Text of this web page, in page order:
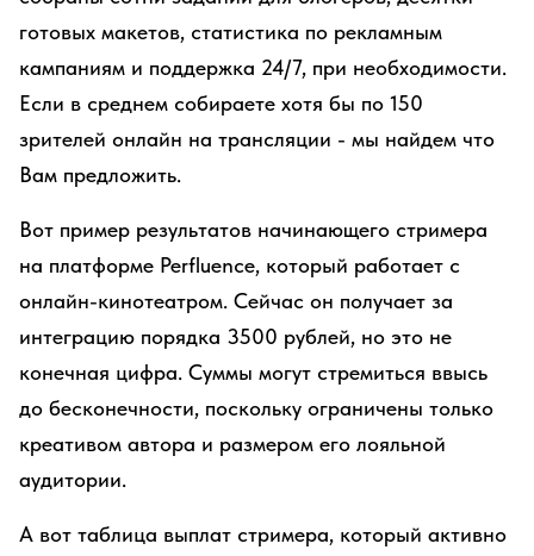
готовых макетов, статистика по рекламным
кампаниям и поддержка 24/7, при необходимости.
Если в среднем собираете хотя бы по 150
зрителей онлайн на трансляции - мы найдем что
Вам предложить.
Вот пример результатов начинающего стримера
на платформе Perfluence, который работает с
онлайн-кинотеатром. Сейчас он получает за
интеграцию порядка 3500 рублей, но это не
конечная цифра. Суммы могут стремиться ввысь
до бесконечности, поскольку ограничены только
креативом автора и размером его лояльной
аудитории.
А вот таблица выплат стримера, который активно